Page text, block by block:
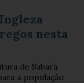
nesta
de Sabará
a população